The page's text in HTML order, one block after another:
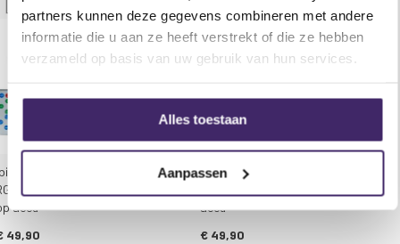
partners kunnen deze gegevens combineren met andere
informatie die u aan ze heeft verstrekt of die ze hebben
verzameld op basis van uw gebruik van hun services.
Alles toestaan
Aanpassen
Light TINYLED-
ASTRO Led effect
accu
49,90
Ibiza Light TINYLED-
accu
€ 49,90